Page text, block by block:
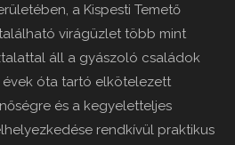
a Kispesti Temető
virágüzlet több mint
áll a gyászoló családok
évek óta tartó elkötelezett
és a kegyeletteljes
rendkívül praktikus